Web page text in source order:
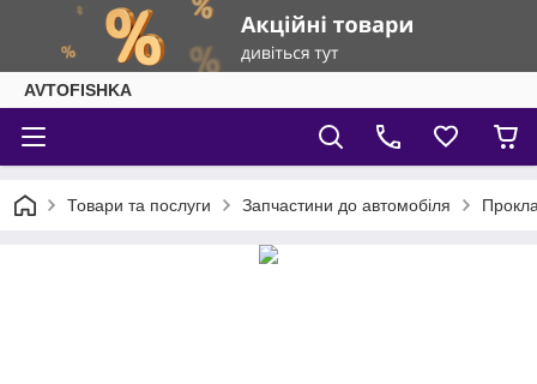
AVTOFISHKA
Товари та послуги Запчастини до автомобіля